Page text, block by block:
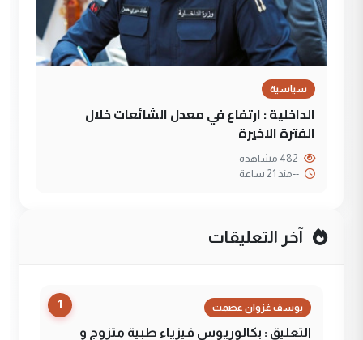
سياسية
الداخلية : ارتفاع في معدل الشائعات خلال
الفترة الاخيرة
--منذ 21 ساعة
آخر التعليقات
1 يوسف غزوان عصمت
التعليق : بكالوريوس فيزياء طبية متزوج و